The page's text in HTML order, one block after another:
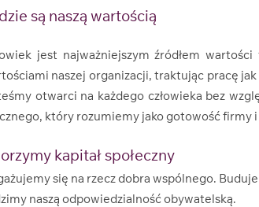
są naszą wartością
jest najważniejszym źródłem
naszej organizacji, traktując pracę jak
otwarci na każdego człowieka bez
który rozumiemy jako gotowość firmy
kapitał społeczny
się na rzecz dobra wspólnego.
naszą odpowiedzialność obywatelską.